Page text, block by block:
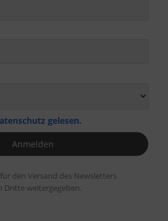
gelesen.
den Versand des Newsletters
weitergegeben.